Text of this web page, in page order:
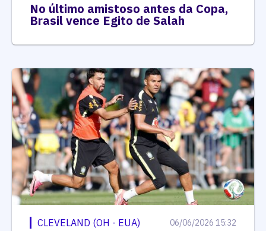
No último amistoso antes da Copa,
Brasil vence Egito de Salah
CLEVELAND (OH - EUA) 06/06/2026 15:32